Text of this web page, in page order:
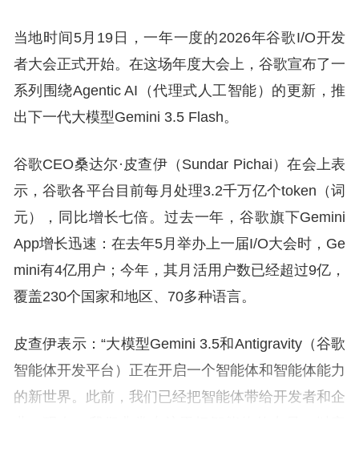
当地时间5月19日，一年一度的2026年谷歌I/O开发
者大会正式开始。在这场年度大会上，谷歌宣布了一
系列围绕Agentic AI（代理式人工智能）的更新，推
出下一代大模型Gemini 3.5 Flash。
谷歌CEO桑达尔·皮查伊（Sundar Pichai）在会上表
示，谷歌各平台目前每月处理3.2千万亿个token（词
元），同比增长七倍。过去一年，谷歌旗下Gemini
App增长迅速：在去年5月举办上一届I/O大会时，Ge
mini有4亿用户；今年，其月活用户数已经超过9亿，
覆盖230个国家和地区、70多种语言。
皮查伊表示：“大模型Gemini 3.5和Antigravity（谷歌
智能体开发平台）正在开启一个智能体和智能体能力
的新世界。此前，我们已经把智能体带给开发者和企